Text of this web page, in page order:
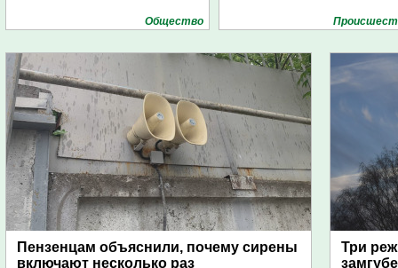
Общество
Пензенцам объяснили, почему сирены
включают несколько раз
Три